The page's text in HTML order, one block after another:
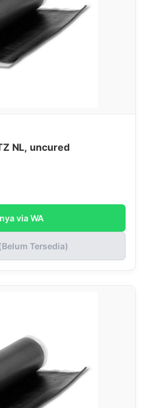
NL, uncured
via WA
Tersedia)